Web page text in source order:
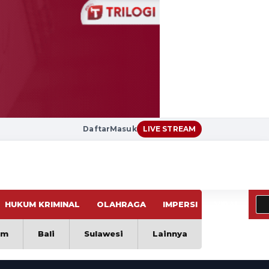
DaftarMasuk LIVE STREAM
HUKUM KRIMINAL OLAHRAGA IMPERSI
Bali Sulawesi Lainnya